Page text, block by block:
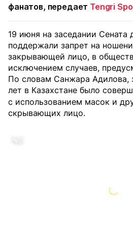
фанатов, передает Tengri
19 июня на заседании Сената
поддержали запрет на
закрывающей лицо, в
исключением случаев,
По словам Санжара Адилова,
лет в Казахстане было
с использованием масок и
скрывающих лицо.